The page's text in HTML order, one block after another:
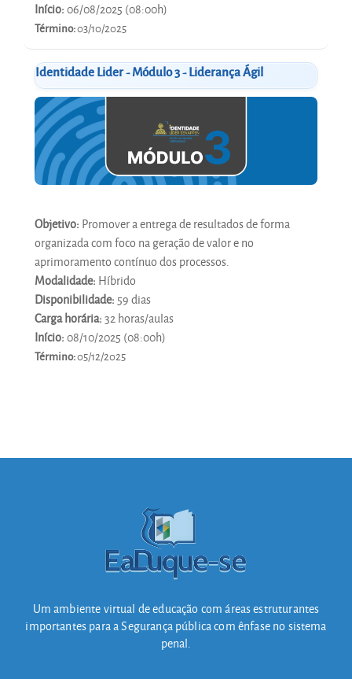
Início:06/08/2025 (08:00h)
Término:03/10/2025
Identidade Lider - Módulo 3 - Liderança Ágil
Objetivo: Promover a entrega de resultados de forma
organizada com foco na geração de valor e no
aprimoramento contínuo dos processos.
Modalidade: Híbrido
Disponibilidade: 59 dias
Carga horária:32 horas/aulas
Início:08/10/2025 (08:00h)
Término:05/12/2025
Um ambiente virtual de educação com áreas estruturantes
importantes para a Segurança pública com ênfase no sistema
penal.